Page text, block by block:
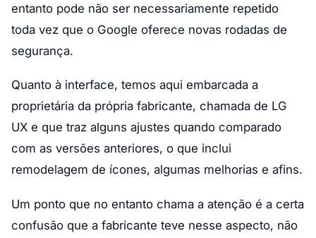
entanto pode não ser necessariamente repetido
toda vez que o Google oferece novas rodadas de
segurança.
Quanto à interface, temos aqui embarcada a
proprietária da própria fabricante, chamada de LG
UX e que traz alguns ajustes quando comparado
com as versões anteriores, o que inclui
remodelagem de ícones, algumas melhorias e afins.
Um ponto que no entanto chama a atenção é a certa
confusão que a fabricante teve nesse aspecto, não